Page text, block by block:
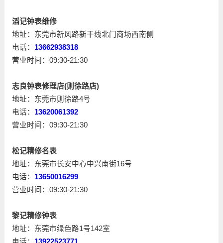
滔记钟表维修
地址：东莞市新风路新干线北门商场西南侧
电话： 13662938318
营业时间：09:30-21:30
志良钟表修理店(则徐路店)
地址：东莞市则徐路4号
电话： 13620061392
营业时间：09:30-21:30
松记精修名表
地址：东莞市长安中心中兴南街16号
电话： 13650016299
营业时间：09:30-21:30
黎记精修钟表
地址：东莞市绿色路1号142室
电话： 13922523771